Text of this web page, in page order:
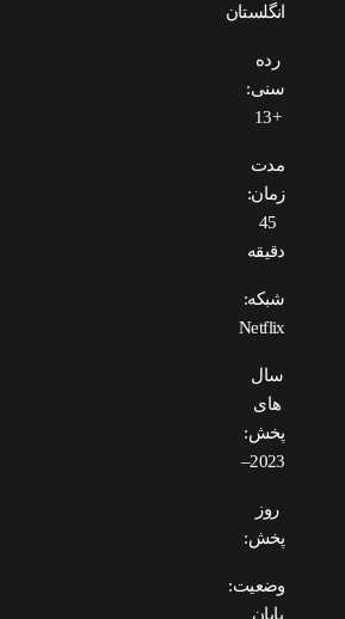
انگلستان
رده
سنی:
+13
مدت
زمان:
45
دقیقه
شبکه:
Netflix
سال
های
پخش:
2023–
روز
پخش:
وضعیت:
پایان